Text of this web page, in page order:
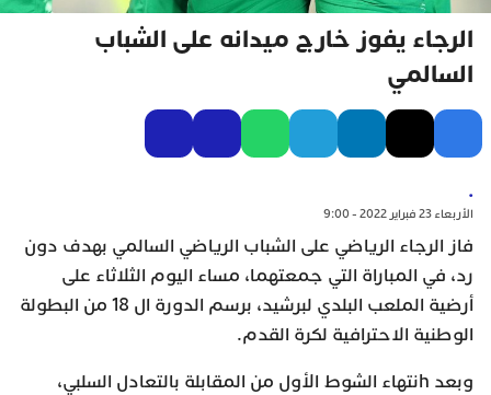
الرجاء يفوز خارج ميدانه على الشباب
السالمي
.
الأربعاء 23 فبراير 2022 - 9:00
فاز الرجاء الرياضي على الشباب الرياضي السالمي بهدف دون
رد، في المباراة التي جمعتهما، مساء اليوم الثلاثاء على
أرضية الملعب البلدي لبرشيد، برسم الدورة ال 18 من البطولة
الوطنية الاحترافية لكرة القدم.
وبعد hنتهاء الشوط الأول من المقابلة بالتعادل السلبي،